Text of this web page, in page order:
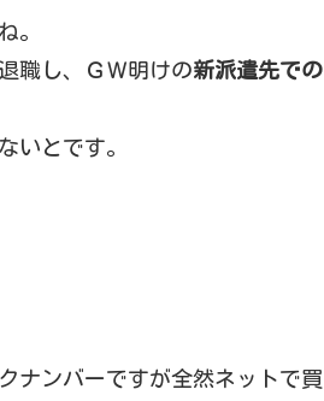
。
職し、ＧＷ明けの新派遣先での
いとです。
ナンバーですが全然ネットで買